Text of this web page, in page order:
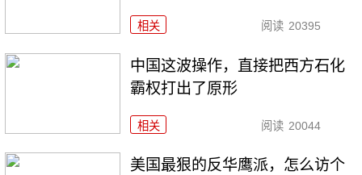
相关 阅读 20395
中国这波操作，直接把西方石化
霸权打出了原形
相关 阅读 20044
美国最狠的反华鹰派，怎么访个